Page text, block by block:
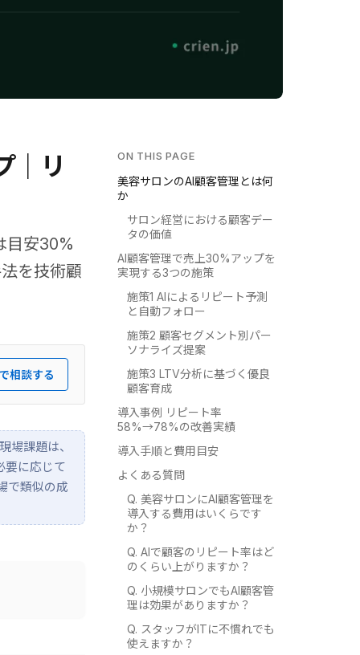
｜リ
目安30%
を技術顧
相談する
場課題は、
要に応じて
で類似の成
ON THIS PAGE
美容サロンのAI顧客管理とは何
か
サロン経営における顧客デー
タの価値
AI顧客管理で売上30%アップを
実現する3つの施策
施策1 AIによるリピート予測
と自動フォロー
施策2 顧客セグメント別パー
ソナライズ提案
施策3 LTV分析に基づく優良
顧客育成
導入事例 リピート率
58%→78%の改善実績
導入手順と費用目安
よくある質問
Q. 美容サロンにAI顧客管理を
導入する費用はいくらです
か？
Q. AIで顧客のリピート率はど
のくらい上がりますか？
Q. 小規模サロンでもAI顧客管
理は効果がありますか？
Q. スタッフがITに不慣れでも
使えますか？